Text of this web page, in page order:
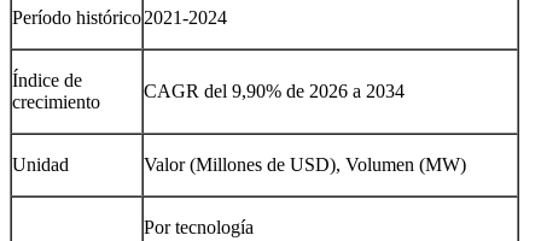
Período histórico2021-2024
Índice de
crecimiento
CAGR del 9,90% de 2026 a 2034
Unidad Valor (Millones de USD), Volumen (MW)
Por tecnología